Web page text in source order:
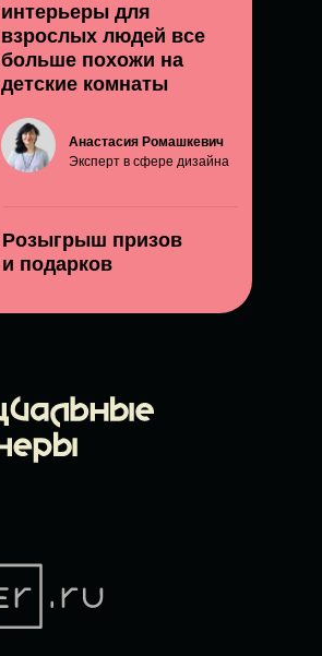
Анастасия Ромашкевич
Эксперт в сфере дизайна
интерьеры для
взрослых людей все
больше похожи на
детские комнаты
Розыгрыш призов
и подарков